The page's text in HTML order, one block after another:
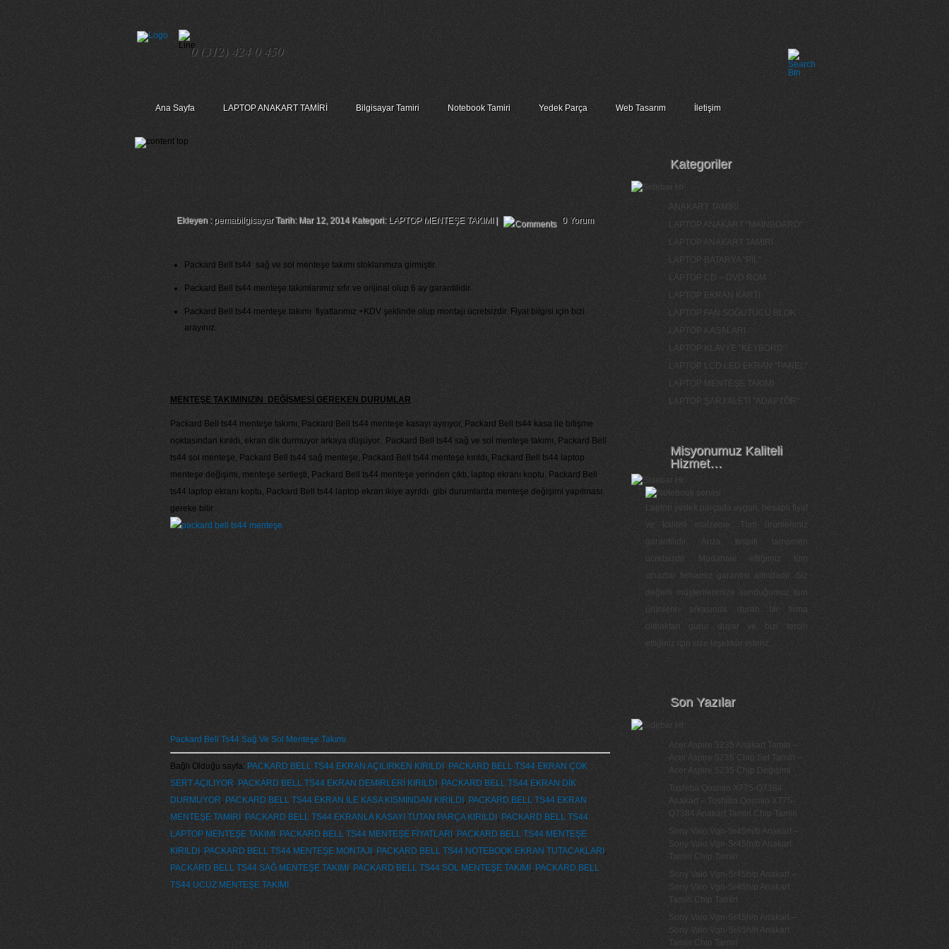
0 (312) 424 0 450
Ana Sayfa LAPTOP ANAKART TAMİRİ Bilgisayar Tamiri Notebook Tamiri Yedek Parça Web Tasarım İletişim
Ekleyen : pemabilgisayarTarih: Mar 12, 2014 Kategori: LAPTOP MENTEŞE TAKIMI| 0 Yorum
Packard Bell ts44 sağ ve sol menteşe takımı stoklarımıza girmiştir.
Packard Bell ts44 menteşe takımlarımız sıfır ve orijinal olup 6 ay garantilidir.
Packard Bell ts44 menteşe takımı fiyatlarımız +KDV şeklinde olup montajı ücretsizdir. Fiyat bilgisi için bizi
arayınız.
MENTEŞE TAKIMINIZIN DEĞİŞMESİ GEREKEN DURUMLAR
Packard Bell ts44 menteşe takımı, Packard Bell ts44 menteşe kasayı ayırıyor, Packard Bell ts44 kasa ile bitişme
noktasından kırıldı, ekran dik durmuyor arkaya düşüyor, Packard Bell ts44 sağ ve sol menteşe takımı, Packard Bell
ts44 sol menteşe, Packard Bell ts44 sağ menteşe, Packard Bell ts44 menteşe kırıldı, Packard Bell ts44 laptop
menteşe değişimi, menteşe sertleşti, Packard Bell ts44 menteşe yerinden çıktı, laptop ekranı koptu, Packard Bell
ts44 laptop ekranı koptu, Packard Bell ts44 laptop ekran ikiye ayrıldı gibi durumlarda menteşe değişimi yapılması
gereke bilir.
Packard Bell Ts44 Sağ Ve Sol Menteşe Takımı
Bağlı Olduğu sayfa: PACKARD BELL TS44 EKRAN AÇILIRKEN KIRILDI , PACKARD BELL TS44 EKRAN ÇOK
SERT AÇILIYOR, PACKARD BELL TS44 EKRAN DEMİRLERİ KIRILDI , PACKARD BELL TS44 EKRAN DİK
DURMUYOR, PACKARD BELL TS44 EKRAN İLE KASA KISMINDAN KIRILDI , PACKARD BELL TS44 EKRAN
MENTEŞE TAMİRİ , PACKARD BELL TS44 EKRANLA KASAYI TUTAN PARÇA KIRILDI , PACKARD BELL TS44
LAPTOP MENTEŞE TAKIMI , PACKARD BELL TS44 MENTEŞE FİYATLARI , PACKARD BELL TS44 MENTEŞE
KIRILDI , PACKARD BELL TS44 MENTEŞE MONTAJI , PACKARD BELL TS44 NOTEBOOK EKRAN TUTACAKLARI ,
PACKARD BELL TS44 SAĞ MENTEŞE TAKIMI , PACKARD BELL TS44 SOL MENTEŞE TAKIMI , PACKARD BELL
TS44 UCUZ MENTEŞE TAKIMI
Kategoriler
ANAKART TAMİRİ
LAPTOP ANAKART "MAİNBOARD"
LAPTOP ANAKART TAMİRİ
LAPTOP BATARYA "PİL"
LAPTOP CD – DVD ROM
LAPTOP EKRAN KARTI
LAPTOP FAN SOĞUTUCU BLOK
LAPTOP KASALARI
LAPTOP KLAVYE "KEYBORD"
LAPTOP LCD LED EKRAN "PANEL"
LAPTOP MENTEŞE TAKIMI
LAPTOP ŞARJ ALETİ "ADAPTÖR"
Misyonumuz Kaliteli
Hizmet…
Laptop yedek parçada uygun, hesaplı fiyat
ve kaliteli malzeme. Tüm ürünlerimiz
garantilidir. Arıza tespiti tamamen
ücretsizdir. Müdahale ettiğimiz tüm
cihazlar firmamız garantisi altındadır. Siz
değerli müşterilerimize sunduğumuz tüm
ürünlerin arkasında duran bir firma
olmaktan gurur duyar ve bizi tercih
ettiğiniz için size teşekkür ederiz...
Son Yazılar
Acer Aspire 5235 Anakart Tamiri –
Acer Aspire 5235 Chip Set Tamiri –
Acer Aspire 5235 Chip Değişimi
Toshiba Qosmio X775-Q7384
Anakart – Toshiba Qosmio X775-
Q7384 Anakart Tamiri Chip Tamiri
Sony Vaio Vgn-Sr45m/b Anakart –
Sony Vaio Vgn-Sr45m/b Anakart
Tamiri Chip Tamiri
Sony Vaio Vgn-Sr45h/p Anakart –
Sony Vaio Vgn-Sr45h/p Anakart
Tamiri Chip Tamiri
Sony Vaio Vgn-Sr45h/n Anakart –
Sony Vaio Vgn-Sr45h/n Anakart
Tamiri Chip Tamiri